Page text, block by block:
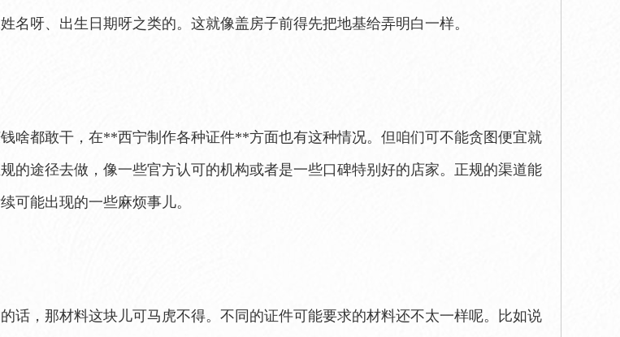
名呀、出生日期呀之类的。这就像盖房子前得先把地基给弄明白一样。
啥都敢干，在**西宁制作各种证件**方面也有这种情况。但咱们可不能贪图便宜就
的途径去做，像一些官方认可的机构或者是一些口碑特别好的店家。正规的渠道能
可能出现的一些麻烦事儿。
话，那材料这块儿可马虎不得。不同的证件可能要求的材料还不太一样呢。比如说